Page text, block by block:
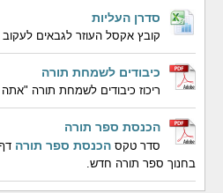
סדרן העליות
קובץ אקסל העוזר לגבאים
כיבודים לשמחת תורה
ריכוז כיבודים לשמחת תורה
הכנסת ספר תורה
סדר טקס הכנסת ספר תורה
בחנוך ספר תורה חדש.